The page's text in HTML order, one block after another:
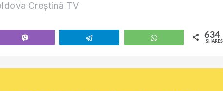
Creștină TV
WhatsApp 634
SHARES